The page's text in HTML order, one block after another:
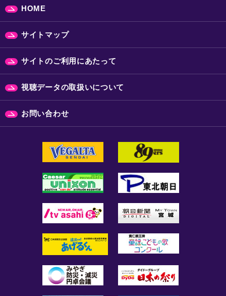
HOME
サイトマップ
サイトのご利用にあたって
視聴データの取扱いについて
お問い合わせ